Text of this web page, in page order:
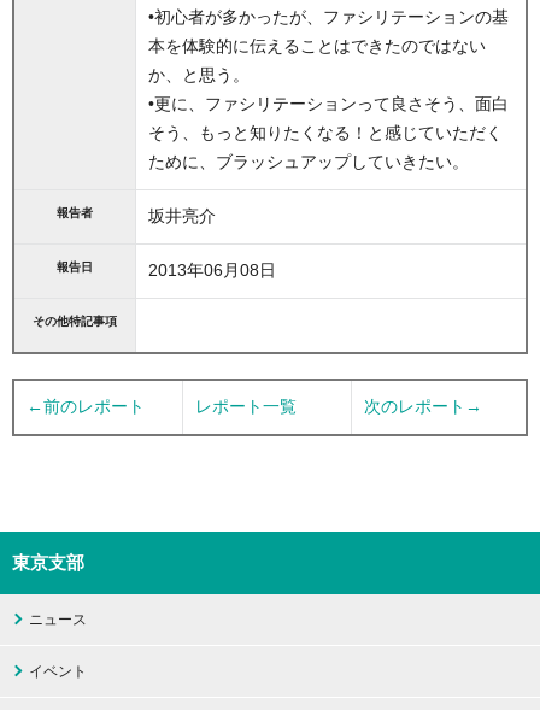
•初心者が多かったが、ファシリテーションの基
本を体験的に伝えることはできたのではない
か、と思う。
•更に、ファシリテーションって良さそう、面白
そう、もっと知りたくなる！と感じていただく
ために、ブラッシュアップしていきたい。
報告者 坂井亮介
報告日 2013年06月08日
その他特記事項
←前のレポート レポート一覧 次のレポート→
東京支部
ニュース
イベント